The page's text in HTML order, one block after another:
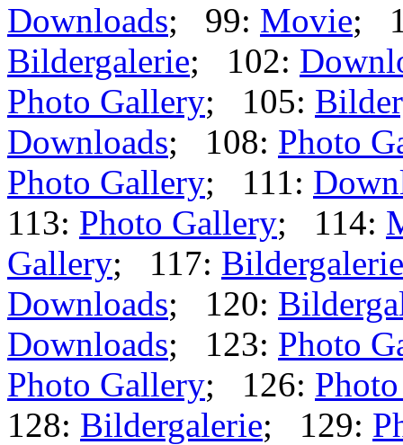
Downloads; 99: Movie;
Bildergalerie; 102:
Photo Gallery; 105:
Downloads; 108: Photo
Photo Gallery; 111:
113: Photo Gallery; 114:
Gallery; 117: Bildergalerie
Downloads; 120:
Downloads; 123: Photo
Photo Gallery; 126:
128: Bildergalerie; 129: